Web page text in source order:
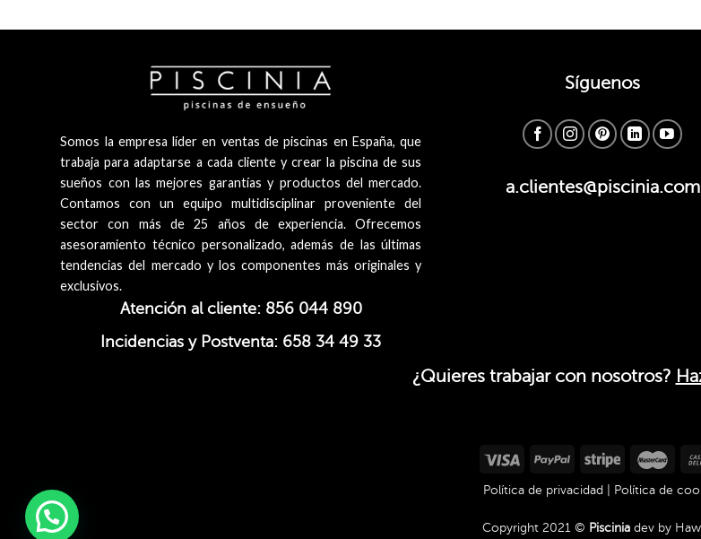
Somos la empresa líder en ventas de piscinas en España, que
trabaja para adaptarse a cada cliente y crear la piscina de sus
sueños con las mejores garantías y productos del mercado.
Contamos con un equipo multidisciplinar proveniente del
sector con más de 25 años de experiencia. Ofrecemos
asesoramiento técnico personalizado, además de las últimas
tendencias del mercado y los componentes más originales y
exclusivos.
Atención al cliente: 856 044 890
Incidencias y Postventa: 658 34 49 33
Síguenos
a.clientes@piscinia.com
¿Quieres trabajar con nosotros?
Política de privacidad Política de
Copyright 2021 © Piscinia dev by